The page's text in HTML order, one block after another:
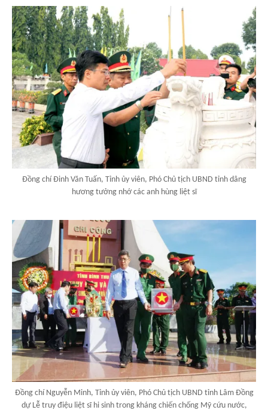
Đồng chí Đinh Văn Tuấn, Tỉnh ủy viên, Phó Chủ tịch UBND tỉnh dâng
hương tưởng nhớ các anh hùng liệt sĩ
Đồng chí Nguyễn Minh, Tỉnh ủy viên, Phó Chủ tịch UBND tỉnh Lâm Đồng
dự Lễ truy điệu liệt sĩ hi sinh trong kháng chiến chống Mỹ cứu nước,